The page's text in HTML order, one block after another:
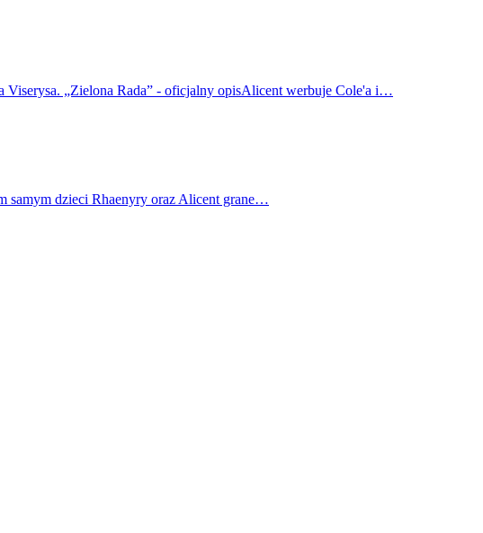
Viserysa. „Zielona Rada” - oficjalny opisAlicent werbuje Cole'a i…
samym dzieci Rhaenyry oraz Alicent grane…